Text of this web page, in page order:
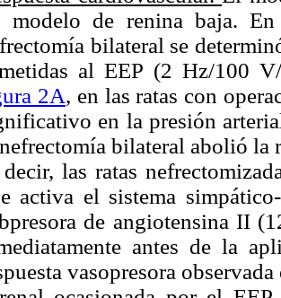
modelo de renina baja.
bilateral se
al EEP (2 Hz/100
2A, en las ratas con
en la presión
bilateral abolió la
decir, las ratas
activa el sistema
de angiotensina II
antes de la
vasopresora